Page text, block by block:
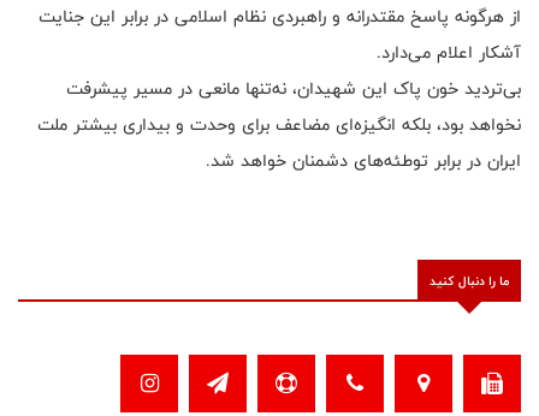
از هرگونه پاسخ مقتدرانه و راهبردی نظام اسلامی در برابر این جنایت
آشکار اعلام می‌دارد.
بی‌تردید خون پاک این شهیدان، نه‌تنها مانعی در مسیر پیشرفت
نخواهد بود، بلکه انگیزه‌ای مضاعف برای وحدت و بیداری بیشتر ملت
ایران در برابر توطئه‌های دشمنان خواهد شد.
ما را دنبال کنید